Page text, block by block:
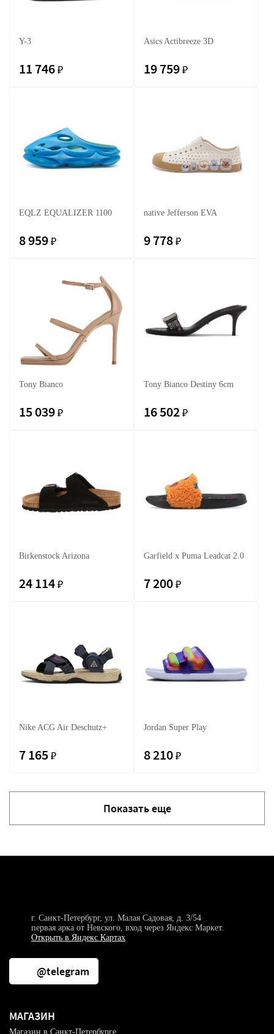
Y-3
11 746 ₽
Asics Actibreeze 3D
19 759 ₽
EQLZ EQUALIZER 1100
8 959 ₽
native Jefferson EVA
9 778 ₽
Tony Bianco
15 039 ₽
Tony Bianco Destiny 6cm
16 502 ₽
Birkenstock Arizona
24 114 ₽
Garfield x Puma Leadcat 2.0
7 200 ₽
Nike ACG Air Deschutz+
7 165 ₽
Jordan Super Play
8 210 ₽
Показать еще
г. Санкт-Петербург, ул. Малая Садовая, д. 3/54
первая арка от Невского, вход через Яндекс Маркет.
Открыть в Яндекс Картах
@telegram
МАГАЗИН
Магазин в Санкт-Петербурге